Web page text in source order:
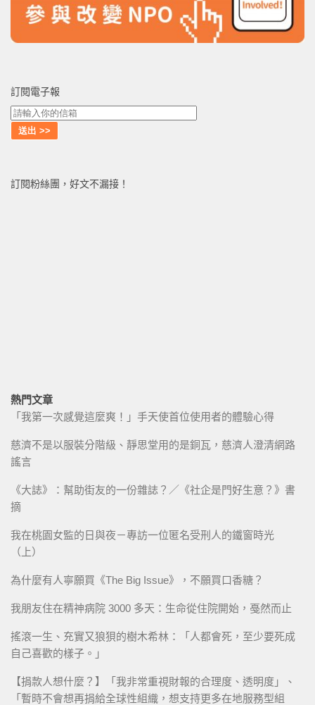
訂閱電子報
訂閱粉絲團，好文不漏接！
熱門文章
「我第一次感覺這麼爽！」手天使首位使用者的體驗心得
慈濟不是以服裝分階級、靜思堂用的是銅瓦，慈濟人澄清網路
謠言
《大誌》：幫助街友的一份雜誌？／《社企是門好生意？》書
摘
我在桃園女監的日與夜－專訪一位匿名受刑人的鐵窗時光
（上）
為什麼有人寧願買《The Big Issue》，不願買口香糖？
我朋友住在精神病院 3000 多天：生命從住院開始，戞然而止
搖滾一生、充實又狼狽的樹木希林：「人都會死，至少要死成
自己喜歡的樣子。」
【捐款人想什麼？】「我非常重視財報的合理度、透明度」、
「暫時不會想再捐給全球性組織，想支持更多在地服務型組